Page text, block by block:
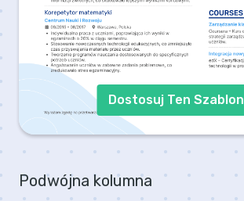
Dostosuj Ten Szablon
Podwójna kolumna